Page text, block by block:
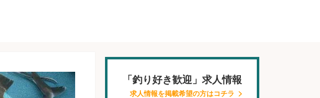
「釣り好き歓迎」求人情報
求人情報を掲載希望の方はコチラ